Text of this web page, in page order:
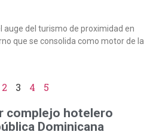
auge del turismo de proximidad en
que se consolida como motor de la
2 3 4 5
complejo hotelero
Dominicana